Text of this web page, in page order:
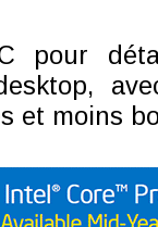
pour
et moins